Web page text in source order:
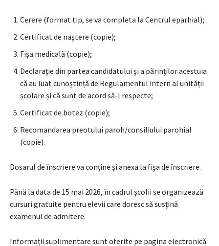
Cerere (format tip, se va completa la Centrul eparhial);
Certificat de naștere (copie);
Fișa medicală (copie);
Declarație din partea candidatului și a părinților acestuia
că au luat cunoștință de Regulamentul intern al unității
școlare și că sunt de acord să-l respecte;
Certificat de botez (copie);
Recomandarea preotului paroh/consiliului parohial
(copie).
Dosarul de înscriere va conține și anexa la fișa de înscriere.
Până la data de 15 mai 2026, în cadrul școlii se organizează
cursuri gratuite pentru elevii care doresc să susțină
examenul de admitere.
Informații suplimentare sunt oferite pe pagina electronică: